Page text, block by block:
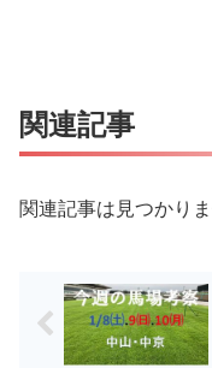
関連記事
関連記事は見つかりま